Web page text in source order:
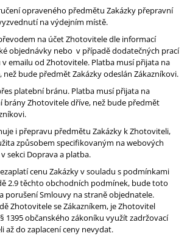
opraveného předmětu Zakázky přepravní
na výdejním místě.
na účet Zhotovitele dle informací
objednávky nebo v případě dodatečných prací
v emailu od Zhotovitele. Platba musí přijata na
bude předmět Zakázky odeslán Zákazníkovi.
platební bránu. Platba musí přijata na
brány Zhotovitele dříve, než bude předmět
i přepravu předmětu Zakázky k Zhotoviteli,
způsobem specifikovaným na webových
sekci Doprava a platba.
cenu Zakázky v souladu s podmínkami
2.9 těchto obchodních podmínek, bude toto
porušení Smlouvy na straně objednatele.
Zhotovitele se Zákazníkem, je Zhotovitel
1395 občanského zákoníku využít zadržovací
až do zaplacení ceny nevydat.